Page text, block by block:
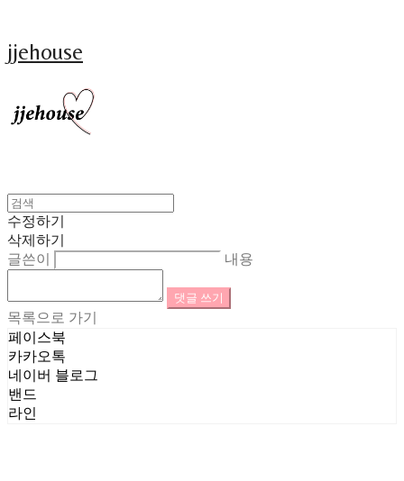
jjehouse
수정하기
삭제하기
글쓴이
내용
댓글 쓰기
목록으로 가기
페이스북
카카오톡
네이버 블로그
밴드
라인